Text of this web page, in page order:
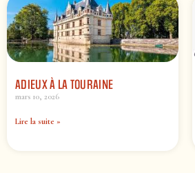
ADIEUX À LA TOURAINE
mars 10, 2026
Lire la suite »